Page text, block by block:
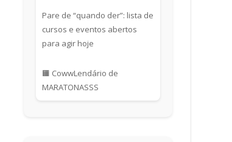
Pare de “quando der”: lista de
cursos e eventos abertos
para agir hoje
🟧 CowwLendário de
MARATONASSS